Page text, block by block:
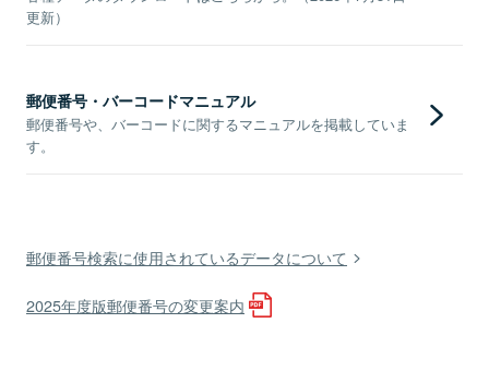
更新）
郵便番号・バーコードマニュアル
郵便番号や、バーコードに関するマニュアルを掲載していま
す。
郵便番号検索に使用されているデータについて
2025年度版郵便番号の変更案内